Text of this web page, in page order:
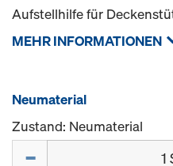
Aufstellhilfe für
MEHR INFORMATIONEN
Neumaterial
Zustand: Neumaterial